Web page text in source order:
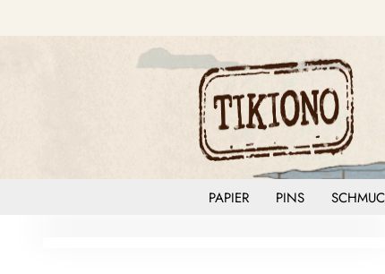
PAPIER PINS